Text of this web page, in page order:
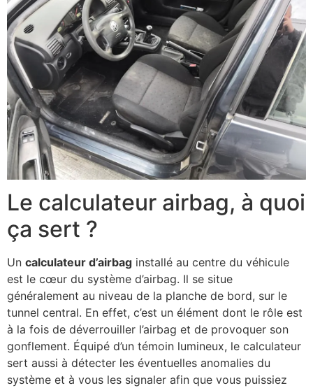
Le calculateur airbag, à quoi
ça sert ?
Un calculateur d’airbag installé au centre du véhicule
est le cœur du système d’airbag. Il se situe
généralement au niveau de la planche de bord, sur le
tunnel central. En effet, c’est un élément dont le rôle est
à la fois de déverrouiller l’airbag et de provoquer son
gonflement. Équipé d’un témoin lumineux, le calculateur
sert aussi à détecter les éventuelles anomalies du
système et à vous les signaler afin que vous puissiez